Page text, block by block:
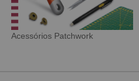
Sarja Impermeável